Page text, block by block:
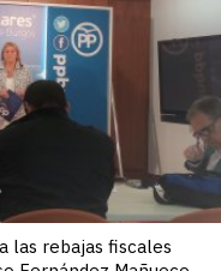
las rebajas fiscales